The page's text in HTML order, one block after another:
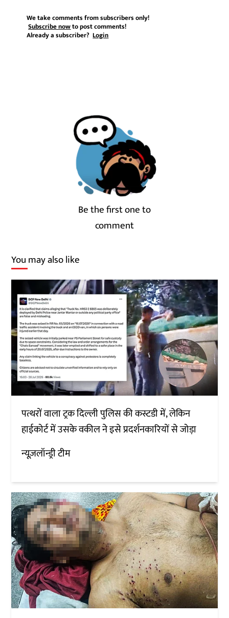
We take comments from subscribers only!
Subscribe nowto post comments!
Already a subscriber?Login
Be the first one to
comment
You may also like
पत्थरों वाला ट्रक दिल्ली पुलिस की कस्टडी में, लेकिन
हाईकोर्ट में उसके वकील ने इसे प्रदर्शनकारियों से जोड़ा
न्यूज़लॉन्ड्री टीम